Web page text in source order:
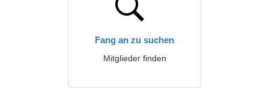
Fang an zu suchen
Mitglieder finden